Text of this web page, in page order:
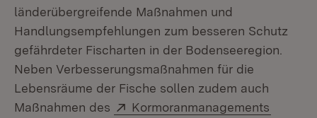
länderübergreifende Maßnahmen und
Handlungsempfehlungen zum besseren Schutz
gefährdeter Fischarten in der Bodenseeregion.
Neben Verbesserungsmaßnahmen für die
Lebensräume der Fische sollen zudem auch
Maßnahmen des
Extern:
Kormoranmanagements